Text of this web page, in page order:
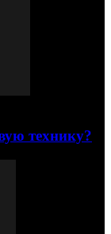
технику?